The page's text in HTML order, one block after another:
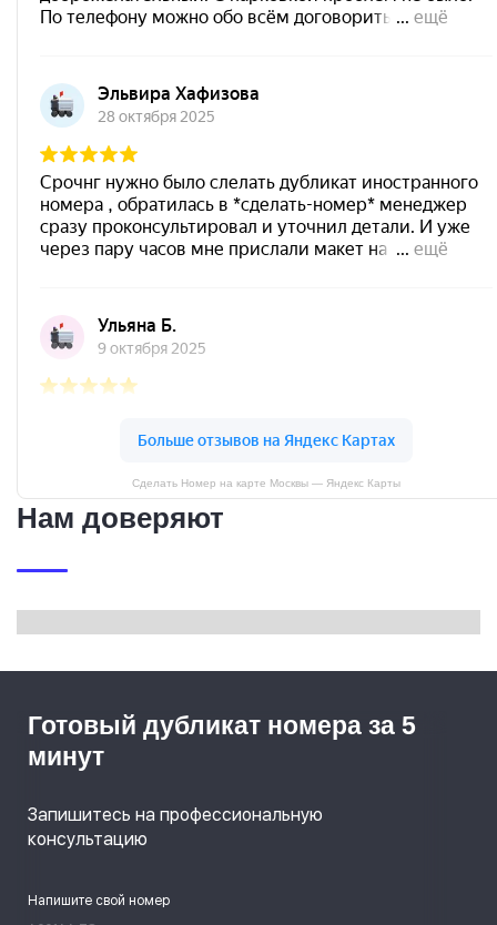
Сделать Номер на карте Москвы — Яндекс Карты
Нам доверяют
Готовый дубликат номера за 5
минут
Запишитесь на профессиональную
консультацию
Напишите свой номер